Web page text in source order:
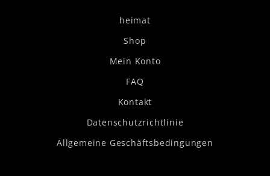
heimat
Shop
Mein Konto
FAQ
Kontakt
Datenschutzrichtlinie
Allgemeine Geschäftsbedingungen